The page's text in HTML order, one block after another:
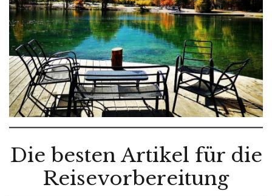
Die besten Artikel für die
Reisevorbereitung